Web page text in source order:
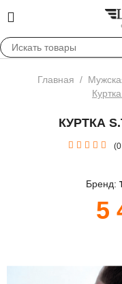
Главная /
КУРТКА
Бренд:
5